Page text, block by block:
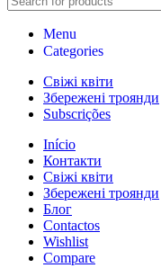
Menu
Categories
Свіжі квіти
Збережені троянди
Subscrições
Início
Контакти
Свіжі квіти
Збережені троянди
Блог
Contactos
Wishlist
Compare